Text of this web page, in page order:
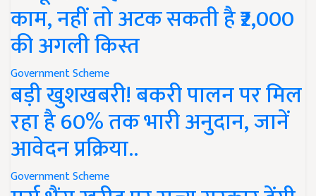
काम, नहीं तो अटक सकती है ₹2,000
की अगली किस्त
Government Scheme
बड़ी खुशखबरी! बकरी पालन पर मिल
रहा है 60% तक भारी अनुदान, जानें
आवेदन प्रक्रिया..
Government Scheme